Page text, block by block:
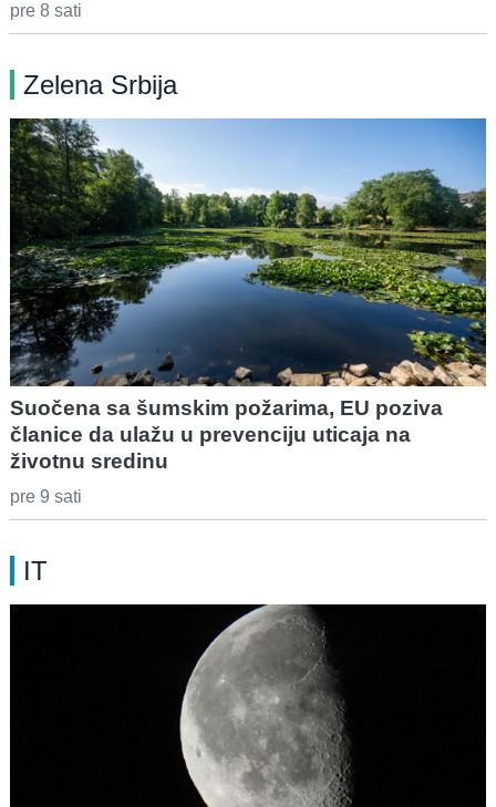
pre 8 sati
Zelena Srbija
Suočena sa šumskim požarima, EU poziva
članice da ulažu u prevenciju uticaja na
životnu sredinu
pre 9 sati
IT